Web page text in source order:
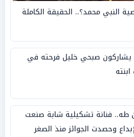
النبي محمد؟.. الحقيقة الكاملة
يشاركون صبحي خليل فرحته في
طه.. فنانة تشكيلية شابة صنعت
وحصدت الجوائز منذ الصغر